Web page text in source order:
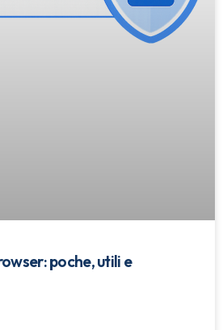
poche, utili e